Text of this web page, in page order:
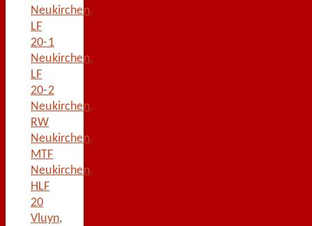
Neukirchen,
LF
20-1
Neukirchen,
LF
20-2
Neukirchen,
RW
Neukirchen,
MTF
Neukirchen,
HLF
20
Vluyn,